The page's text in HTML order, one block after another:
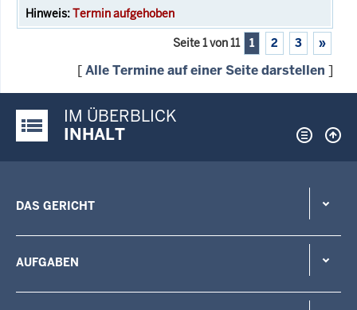
Termin aufgehoben
Seite 1 von 11 1 2 3 »
[Alle Termine auf einer Seite darstellen ]
Justiz-Portal im Überblick:
IM ÜBERBLICK
INHALT
DAS GERICHT
AUFGABEN